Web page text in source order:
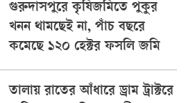
গুরুদাসপুরে কৃষিজমিতে পুকুর
খনন থামছেই না, পাঁচ বছরে
কমেছে ১২০ হেক্টর ফসলি জমি
তালায় রাতের আঁধারে ড্রাম ট্রাক্টরে